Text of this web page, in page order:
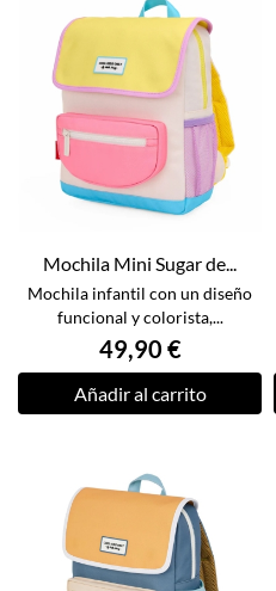
Mochila Mini Sugar de...
Mochila infantil con un diseño
funcional y colorista,...
49,90 €
Añadir al carrito